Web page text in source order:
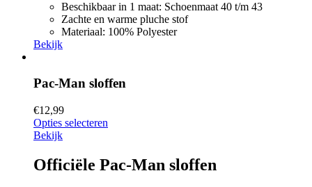
Beschikbaar in 1 maat: Schoenmaat 40 t/m 43
Zachte en warme pluche stof
Materiaal: 100% Polyester
Bekijk
Pac-Man sloffen
€12,99
Opties selecteren
Bekijk
Officiële Pac-Man sloffen